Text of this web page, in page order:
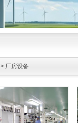
> 厂房设备